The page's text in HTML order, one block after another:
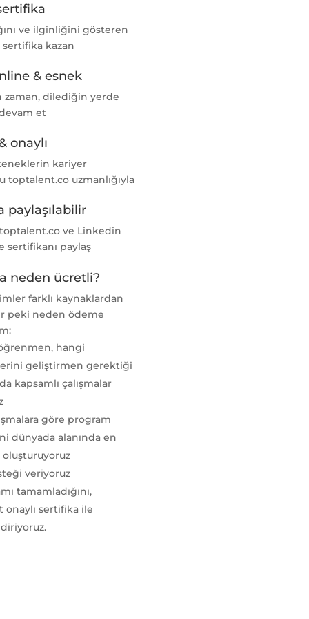
ve ilginliğini gösteren
kazan
& esnek
zaman, dilediğin yerde
et
onaylı
kariyer
toptalent.co uzmanlığıyla
paylaşılabilir
toptalent.co ve Linkedin
sertifikanı paylaş
neden ücretli?
farklı kaynaklardan
peki neden ödeme
hangi
geliştirmen gerektiği
kapsamlı çalışmalar
göre program
dünyada alanında en
veriyoruz
tamamladığını,
onaylı sertifika ile